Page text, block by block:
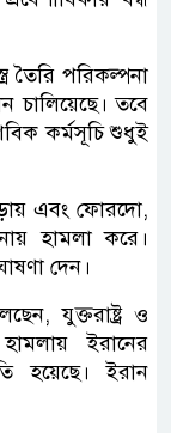
তৈরি পরিকল্পনা
চালিয়েছে। তবে
কর্মসূচি শুধুই
এবং ফোরদো,
হামলা করে।
দেন।
যুক্তরাষ্ট্র ও
ইরানের
হয়েছে। ইরান